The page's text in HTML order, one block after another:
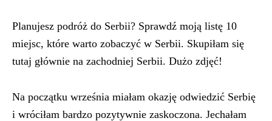
Planujesz podróż do Serbii? Sprawdź moją listę 10
miejsc, które warto zobaczyć w Serbii. Skupiłam się
tutaj głównie na zachodniej Serbii. Dużo zdjęć!
Na początku września miałam okazję odwiedzić Serbię
i wróciłam bardzo pozytywnie zaskoczona. Jechałam